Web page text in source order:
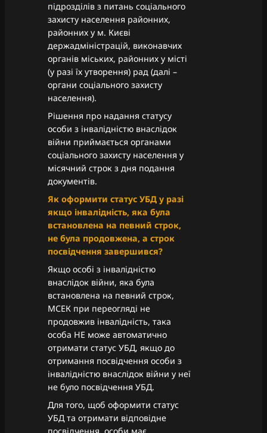
підрозділів з питань соціального
захисту населення районних,
районних у м. Києві
держадміністрацій, виконавчих
органів міських, районних у місті
(у разі їх утворення) рад (далі –
органи соціального захисту
населення).
Рішення про надання статусу
особи з інвалідністю внаслідок
війни приймається органами
соціального захисту населення у
місячний строк з дня подання
документів.
Як оформити статус УБД у разі
якщо інвалідність, яка була
встановлена на певний строк,
не була продовжена, а строк
посвідчення завершився?
Якщо особі з інвалідністю
внаслідок війни, яка була
встановлена на певний строк,
МСЕК при переогляді не
продовжив інвалідність, така
особа НЕ може автоматично
отримати статус УБД, якщо до
отримання посвідчення особи з
інвалідністю внаслідок війни у неї
не було посвідчення УБД.
Для того, щоб оформити статус
УБД та отримати відповідне